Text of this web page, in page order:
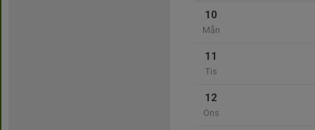
10
Mån
11
Tis
12
Ons